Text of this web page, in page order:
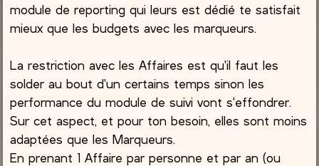
module de reporting qui leurs est dédié te satisfait
mieux que les budgets avec les marqueurs.
La restriction avec les Affaires est qu'il faut les
solder au bout d'un certains temps sinon les
performance du module de suivi vont s'effondrer.
Sur cet aspect, et pour ton besoin, elles sont moins
adaptées que les Marqueurs.
En prenant 1 Affaire par personne et par an (ou